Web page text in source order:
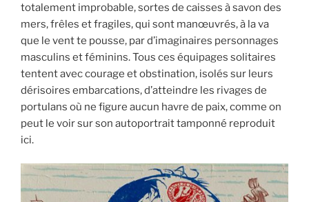
totalement improbable, sortes de caisses à savon des
mers, frêles et fragiles, qui sont manœuvrés, à la va
que le vent te pousse, par d’imaginaires personnages
masculins et féminins. Tous ces équipages solitaires
tentent avec courage et obstination, isolés sur leurs
dérisoires embarcations, d’atteindre les rivages de
portulans où ne figure aucun havre de paix, comme on
peut le voir sur son autoportrait tamponné reproduit
ici.